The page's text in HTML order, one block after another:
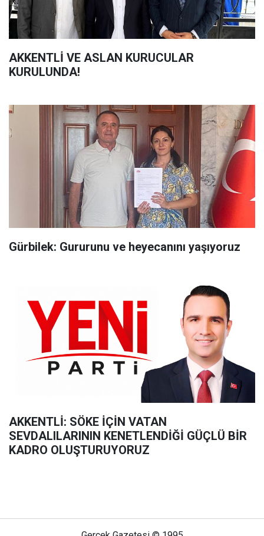
AKKENTLİ VE ASLAN KURUCULAR
KURULUNDA!
Gürbilek: Gururunu ve heyecanını yaşıyoruz
AKKENTLİ: SÖKE İÇİN VATAN
SEVDALILARININ KENETLENDİĞİ GÜÇLÜ BİR
KADRO OLUŞTURUYORUZ